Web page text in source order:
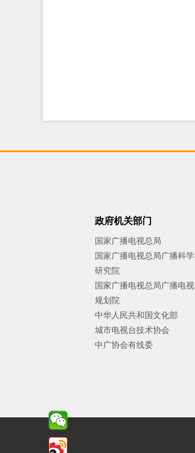
政府机关部门
国家广播电视总局
国家广播电视总局广播科学
研究院
国家广播电视总局广播电视
规划院
中华人民共和国文化部
城市电视台技术协会
中广协会有线委